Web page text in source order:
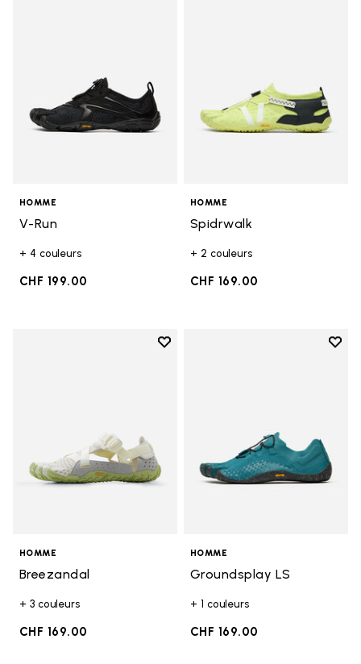
HOMME
V-Run
+ 4 couleurs
CHF 199.00
HOMME
Spidrwalk
+ 2 couleurs
CHF 169.00
Add to wishlist
HOMME
Breezandal
+ 3 couleurs
CHF 169.00
Add
HOMME
Groundsplay LS
+ 1 couleurs
CHF 169.00